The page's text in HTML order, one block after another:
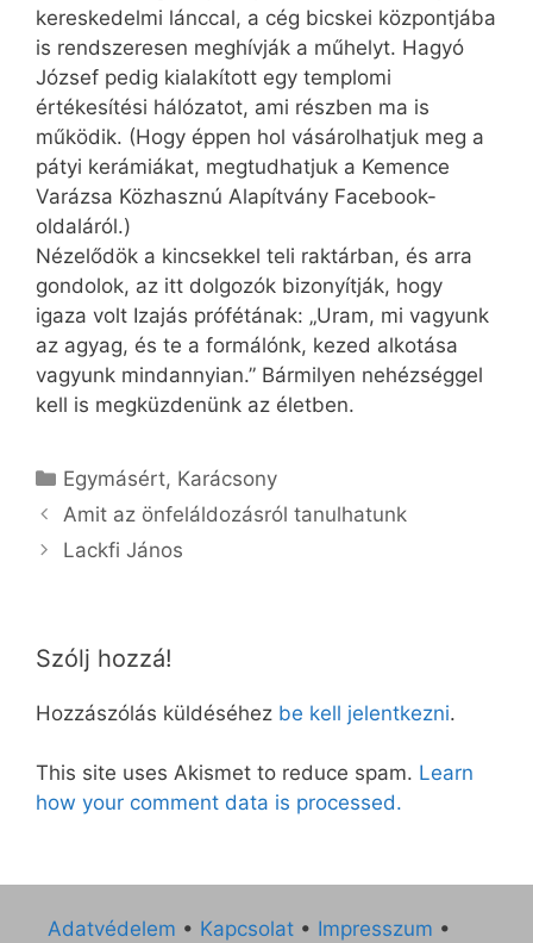
kereskedelmi lánccal, a cég bicskei központjába
is rendszeresen meghívják a műhelyt. Hagyó
József pedig kialakított egy templomi
értékesítési hálózatot, ami részben ma is
működik. (Hogy éppen hol vásárolhatjuk meg a
pátyi kerámiákat, megtudhatjuk a Kemence
Varázsa Közhasznú Alapítvány Facebook-
oldaláról.)
Nézelődök a kincsekkel teli raktárban, és arra
gondolok, az itt dolgozók bizonyítják, hogy
igaza volt Izajás prófétának: „Uram, mi vagyunk
az agyag, és te a formálónk, kezed alkotása
vagyunk mindannyian.” Bármilyen nehézséggel
kell is megküzdenünk az életben.
Kategória
Egymásért, Karácsony
Amit az önfeláldozásról tanulhatunk
Lackfi János
Szólj hozzá!
Hozzászólás küldéséhez be kell jelentkezni.
This site uses Akismet to reduce spam. Learn
how your comment data is processed.
Adatvédelem • Kapcsolat • Impresszum •